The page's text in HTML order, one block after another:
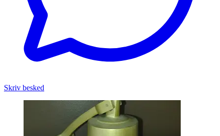
Skriv besked